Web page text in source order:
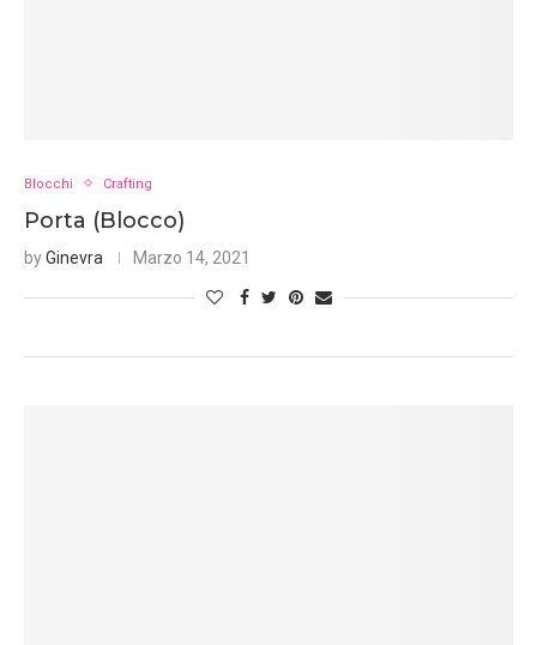
Blocchi Crafting
Porta (Blocco)
byGinevra Marzo 14, 2021